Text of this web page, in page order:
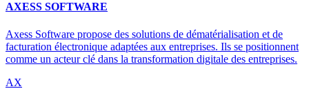
AXESS SOFTWARE
Axess Software propose des solutions de dématérialisation et de
facturation électronique adaptées aux entreprises. Ils se positionnent
comme un acteur clé dans la transformation digitale des entreprises.
AX